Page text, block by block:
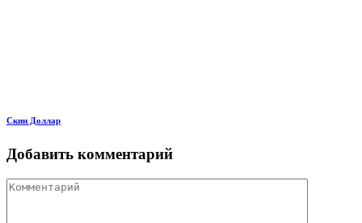
Скин Доллар
Добавить комментарий